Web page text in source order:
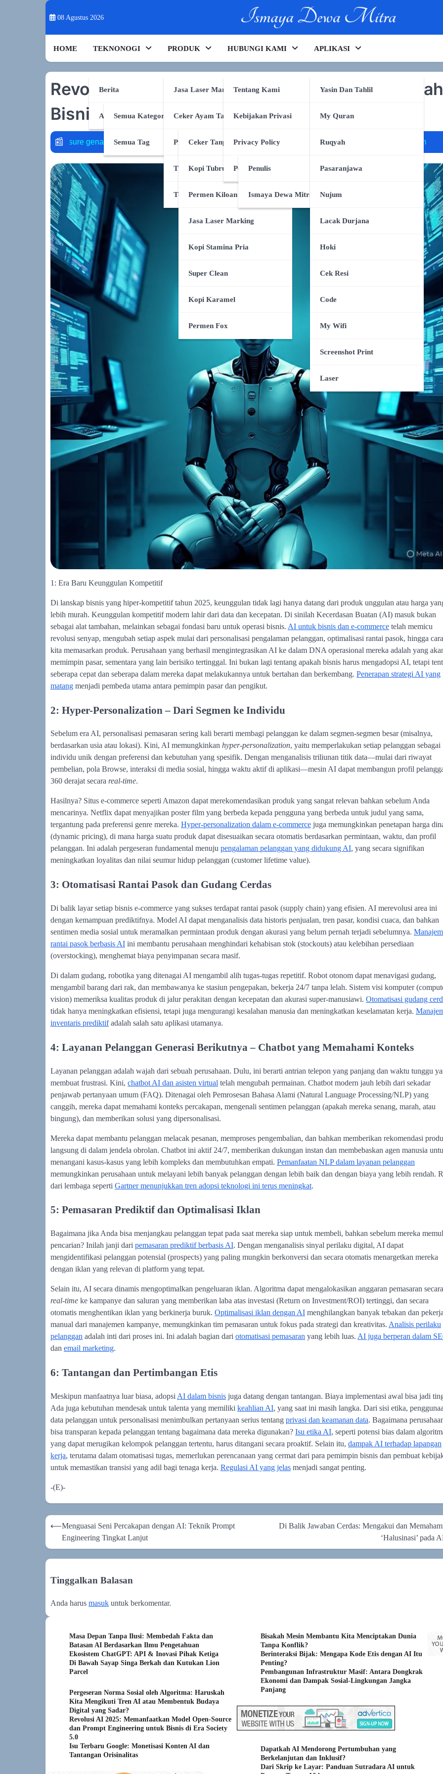
08 Agustus 2026
HOME TEKNONOGI
Berita
AI & Sains
Semua Kategori
Semua Tag
PRODUK
Jasa Laser Marking
Ceker Ayam Tanpa Tulang
Produk Shopee
Ceker Tanpa Tulang
Kopi Tubruk
Permen Kiloan
Jasa Laser Marking
Kopi Stamina Pria
Super Clean
Kopi Karamel
Permen Fox
TikTok Shop
Tokopedia
HUBUNGI KAMI
Tentang Kami
Kebijakan Privasi
Privacy Policy
Persyaratan Layanan
Penulis
Ismaya Dewa Mitra
APLIKASI
Yasin Dan Tahlil
My Quran
Ruqyah
Pasaranjawa
Nujum
Lacak Durjana
Hoki
Cek Resi
Code
My Wifi
Screenshot Print
Laser
Revolusi Senyap: Bagaimana AI Mengubah Wajah
Bisnis dan E-commerce di Tahun 2025
policy graph token per watt audio2face dialog dinamis on-device slm runtime engine xbox
1: Era Baru Keunggulan Kompetitif
Di lanskap bisnis yang hiper-kompetitif tahun 2025, keunggulan tidak lagi hanya datang dari produk unggulan atau harga
lebih murah. Keunggulan kompetitif modern lahir dari data dan kecepatan. Di sinilah Kecerdasan Buatan (AI) masuk bukan
sebagai alat tambahan, melainkan sebagai fondasi baru untuk operasi bisnis. AI untuk bisnis dan e-commerce telah memicu
revolusi senyap, mengubah setiap aspek mulai dari personalisasi pengalaman pelanggan, optimalisasi rantai pasok, hingga cara
kita memasarkan produk. Perusahaan yang berhasil mengintegrasikan AI ke dalam DNA operasional mereka adalah yang
memimpin pasar, sementara yang lain berisiko tertinggal. Ini bukan lagi tentang apakah bisnis harus mengadopsi AI, tetapi
seberapa cepat dan seberapa dalam mereka dapat melakukannya untuk bertahan dan berkembang. Penerapan strategi AI yang
matang menjadi pembeda utama antara pemimpin pasar dan pengikut.
2: Hyper-Personalization – Dari Segmen ke Individu
Sebelum era AI, personalisasi pemasaran sering kali berarti membagi pelanggan ke dalam segmen-segmen besar (misalnya,
berdasarkan usia atau lokasi). Kini, AI memungkinkan hyper-personalization, yaitu memperlakukan setiap pelanggan sebagai
individu unik dengan preferensi dan kebutuhan yang spesifik. Dengan menganalisis triliunan titik data—mulai dari riwayat
pembelian, pola Browse, interaksi di media sosial, hingga waktu aktif di aplikasi—mesin AI dapat membangun profil
360 derajat secara real-time.
Hasilnya? Situs e-commerce seperti Amazon dapat merekomendasikan produk yang sangat relevan bahkan sebelum Anda
mencarinya. Netflix dapat menyajikan poster film yang berbeda kepada pengguna yang berbeda untuk judul yang sama,
tergantung pada preferensi genre mereka. Hyper-personalization dalam e-commerce juga memungkinkan penetapan harga
(dynamic pricing), di mana harga suatu produk dapat disesuaikan secara otomatis berdasarkan permintaan, waktu, dan profil
pelanggan. Ini adalah pergeseran fundamental menuju pengalaman pelanggan yang didukung AI, yang secara signifikan
meningkatkan loyalitas dan nilai seumur hidup pelanggan (customer lifetime value).
3: Otomatisasi Rantai Pasok dan Gudang Cerdas
Di balik layar setiap bisnis e-commerce yang sukses terdapat rantai pasok (supply chain) yang efisien. AI merevolusi area ini
dengan kemampuan prediktifnya. Model AI dapat menganalisis data historis penjualan, tren pasar, kondisi cuaca, dan bahkan
sentimen media sosial untuk meramalkan permintaan produk dengan akurasi yang belum pernah terjadi sebelumnya.
rantai pasok berbasis AI ini membantu perusahaan menghindari kehabisan stok (stockouts) atau kelebihan persediaan
(overstocking), menghemat biaya penyimpanan secara masif.
Di dalam gudang, robotika yang ditenagai AI mengambil alih tugas-tugas repetitif. Robot otonom dapat menavigasi gudang,
mengambil barang dari rak, dan membawanya ke stasiun pengepakan, bekerja 24/7 tanpa lelah. Sistem visi komputer
vision) memeriksa kualitas produk di jalur perakitan dengan kecepatan dan akurasi super-manusiawi. Otomatisasi gudang
tidak hanya meningkatkan efisiensi, tetapi juga mengurangi kesalahan manusia dan meningkatkan keselamatan kerja.
inventaris prediktifadalah salah satu aplikasi utamanya.
4: Layanan Pelanggan Generasi Berikutnya – Chatbot yang Memahami Konteks
Layanan pelanggan adalah wajah dari sebuah perusahaan. Dulu, ini berarti antrian telepon yang panjang dan waktu tunggu
membuat frustrasi. Kini, chatbot AI dan asisten virtual telah mengubah permainan. Chatbot modern jauh lebih dari sekadar
penjawab pertanyaan umum (FAQ). Ditenagai oleh Pemrosesan Bahasa Alami (Natural Language Processing/NLP) yang
canggih, mereka dapat memahami konteks percakapan, mengenali sentimen pelanggan (apakah mereka senang, marah, atau
bingung), dan memberikan solusi yang dipersonalisasi.
Mereka dapat membantu pelanggan melacak pesanan, memproses pengembalian, dan bahkan memberikan rekomendasi
langsung di dalam jendela obrolan. Chatbot ini aktif 24/7, memberikan dukungan instan dan membebaskan agen manusia
menangani kasus-kasus yang lebih kompleks dan membutuhkan empati. Pemanfaatan NLP dalam layanan pelanggan
memungkinkan perusahaan untuk melayani lebih banyak pelanggan dengan lebih baik dan dengan biaya yang lebih rendah.
dari lembaga seperti Gartner menunjukkan tren adopsi teknologi ini terus meningkat.
5: Pemasaran Prediktif dan Optimalisasi Iklan
Bagaimana jika Anda bisa menjangkau pelanggan tepat pada saat mereka siap untuk membeli, bahkan sebelum mereka
pencarian? Inilah janji dari pemasaran prediktif berbasis AI. Dengan menganalisis sinyal perilaku digital, AI dapat
mengidentifikasi pelanggan potensial (prospects) yang paling mungkin berkonversi dan secara otomatis menargetkan mereka
dengan iklan yang relevan di platform yang tepat.
Selain itu, AI secara dinamis mengoptimalkan pengeluaran iklan. Algoritma dapat mengalokasikan anggaran pemasaran secara
real-time ke kampanye dan saluran yang memberikan laba atas investasi (Return on Investment/ROI) tertinggi, dan secara
otomatis menghentikan iklan yang berkinerja buruk. Optimalisasi iklan dengan AI menghilangkan banyak tebakan dan
manual dari manajemen kampanye, memungkinkan tim pemasaran untuk fokus pada strategi dan kreativitas. Analisis perilaku
pelanggan adalah inti dari proses ini. Ini adalah bagian dari otomatisasi pemasaran yang lebih luas. AI juga berperan dalam
dan email marketing.
6: Tantangan dan Pertimbangan Etis
Meskipun manfaatnya luar biasa, adopsi AI dalam bisnis juga datang dengan tantangan. Biaya implementasi awal bisa jadi
Ada juga kebutuhan mendesak untuk talenta yang memiliki keahlian AI, yang saat ini masih langka. Dari sisi etika,
data pelanggan untuk personalisasi menimbulkan pertanyaan serius tentang privasi dan keamanan data. Bagaimana
bisa transparan kepada pelanggan tentang bagaimana data mereka digunakan? Isu etika AI, seperti potensi bias dalam
yang dapat merugikan kelompok pelanggan tertentu, harus ditangani secara proaktif. Selain itu, dampak AI terhadap lapangan
kerja, terutama dalam otomatisasi tugas, memerlukan perencanaan yang cermat dari para pemimpin bisnis dan pembuat
untuk memastikan transisi yang adil bagi tenaga kerja. Regulasi AI yang jelas menjadi sangat penting.
-(E)-
Navigasi
⟵Menguasai Seni Percakapan dengan AI: Teknik Prompt
Engineering Tingkat Lanjut
Di Balik Jawaban Cerdas: Mengakui dan
‘Halusinasi’ pada
Tinggalkan Balasan
Anda harus masuk untuk berkomentar.
Masa Depan Tanpa Ilusi: Membedah Fakta dan
Batasan AI Berdasarkan Ilmu Pengetahuan
Ekosistem ChatGPT: API & Inovasi Pihak Ketiga
Di Bawah Sayap Singa Berkah dan Kutukan Lion
Parcel
Pergeseran Norma Sosial oleh Algoritma: Haruskah
Kita Mengikuti Tren AI atau Membentuk Budaya
Digital yang Sadar?
Revolusi AI 2025: Memanfaatkan Model Open-Source
dan Prompt Engineering untuk Bisnis di Era Society
5.0
Isu Terbaru Google: Monetisasi Konten AI dan
Tantangan Orisinalitas
Bisakah Mesin Membantu Kita Menciptakan Dunia
Tanpa Konflik?
Berinteraksi Bijak: Mengapa Kode Etis dengan AI Itu
Penting?
Pembangunan Infrastruktur Masif: Antara Dongkrak
Ekonomi dan Dampak Sosial-Lingkungan Jangka
Panjang
Dapatkah AI Mendorong Pertumbuhan yang
Berkelanjutan dan Inklusif?
Dari Skrip ke Layar: Panduan Sutradara AI untuk